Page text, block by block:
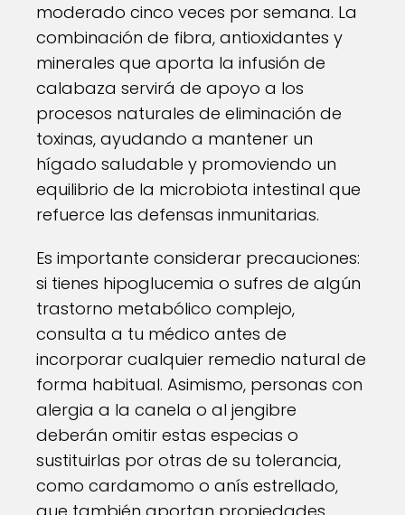
moderado cinco veces por semana. La
combinación de fibra, antioxidantes y
minerales que aporta la infusión de
calabaza servirá de apoyo a los
procesos naturales de eliminación de
toxinas, ayudando a mantener un
hígado saludable y promoviendo un
equilibrio de la microbiota intestinal que
refuerce las defensas inmunitarias.
Es importante considerar precauciones:
si tienes hipoglucemia o sufres de algún
trastorno metabólico complejo,
consulta a tu médico antes de
incorporar cualquier remedio natural de
forma habitual. Asimismo, personas con
alergia a la canela o al jengibre
deberán omitir estas especias o
sustituirlas por otras de su tolerancia,
como cardamomo o anís estrellado,